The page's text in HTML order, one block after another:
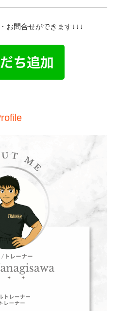
お問合せができます↓↓↓